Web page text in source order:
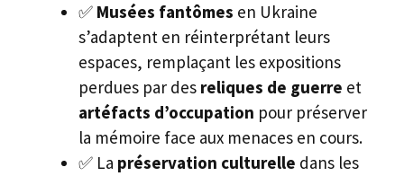
✅ Musées fantômes en Ukraine
s’adaptent en réinterprétant leurs
espaces, remplaçant les expositions
perdues par des reliques de guerre et
artéfacts d’occupation pour préserver
la mémoire face aux menaces en cours.
✅ La préservation culturelle dans les